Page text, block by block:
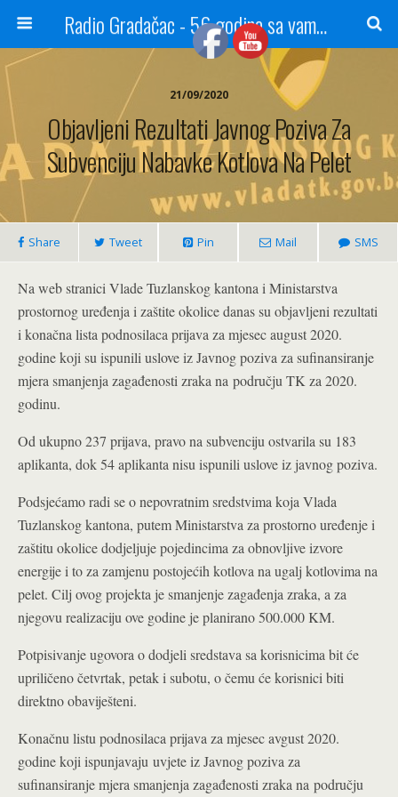
Radio Gradačac - 56 godina sa vama...
21/09/2020
Objavljeni Rezultati Javnog Poziva Za
Subvenciju Nabavke Kotlova Na Pelet
Share Tweet Pin Mail SMS
Na web stranici Vlade Tuzlanskog kantona i Ministarstva
prostornog uređenja i zaštite okolice danas su objavljeni rezultati
i konačna lista podnosilaca prijava za mjesec august 2020.
godine koji su ispunili uslove iz Javnog poziva za sufinansiranje
mjera smanjenja zagađenosti zraka na području TK za 2020.
godinu.
Od ukupno 237 prijava, pravo na subvenciju ostvarila su 183
aplikanta, dok 54 aplikanta nisu ispunili uslove iz javnog poziva.
Podsjećamo radi se o nepovratnim sredstvima koja Vlada
Tuzlanskog kantona, putem Ministarstva za prostorno uređenje i
zaštitu okolice dodjeljuje pojedincima za obnovljive izvore
energije i to za zamjenu postojećih kotlova na ugalj kotlovima na
pelet. Cilj ovog projekta je smanjenje zagađenja zraka, a za
njegovu realizaciju ove godine je planirano 500.000 KM.
Potpisivanje ugovora o dodjeli sredstava sa korisnicima bit će
upriličeno četvrtak, petak i subotu, o čemu će korisnici biti
direktno obaviješteni.
Konačnu listu podnosilaca prijava za mjesec avgust 2020.
godine koji ispunjavaju uvjete iz Javnog poziva za
sufinansiranje mjera smanjenja zagađenosti zraka na području